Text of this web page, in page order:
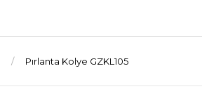
Pırlanta Kolye GZKL105